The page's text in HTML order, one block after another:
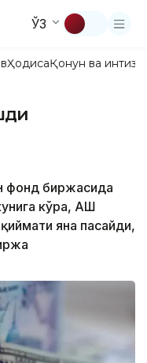
ЎЗ
ҲодисаҚонун ва
фонд биржасида
кўра, АҚШ
яна пасайди,